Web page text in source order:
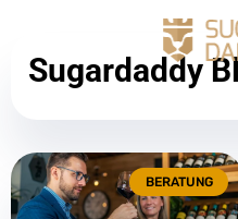
Sugardaddy
BERATUNG